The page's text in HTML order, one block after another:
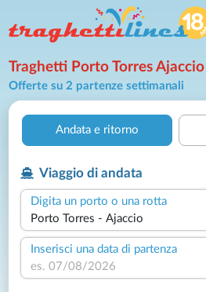
Traghetti Porto Torres Ajaccio
Offerte su 2 partenze settimanali
Andata e ritorno
Viaggio di andata
Digita un porto o una rotta
Inserisci una data di partenza